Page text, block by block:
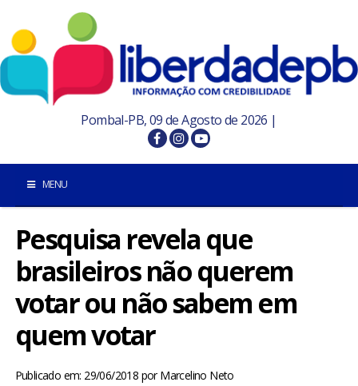
Pombal-PB, 09 de Agosto de 2026 |
MENU
POMBAL E REGIÃO
Pesquisa revela que
brasileiros não querem
votar ou não sabem em
quem votar
Publicado em: 29/06/2018 porMarcelino Neto